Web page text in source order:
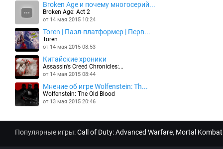
Broken Age и почему многосерий...
Broken Age: Act 2
от 14 мая 2015 10:24
Toren | Пазл-платформер | Перв...
Toren
от 14 мая 2015 08:53
Китайские хроники
Assassin's Creed Chronicles:...
от 14 мая 2015 08:44
Мнение об игре Wolfenstein: Th...
Wolfenstein: The Old Blood
от 13 мая 2015 20:46
Популярные игры:Call of Duty: Advanced Warfare, Mortal